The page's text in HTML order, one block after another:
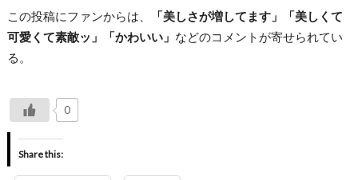
この投稿にファンからは、
「美しさが増してます」「美しくて
可愛くて素敵ッ」「かわいい」 などのコメントが寄せられてい
る。
0
Share this: